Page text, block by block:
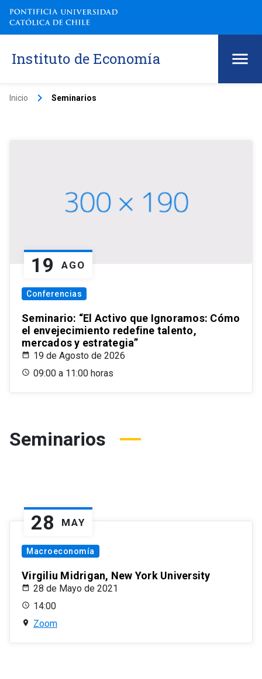
Instituto de Economía
Inicio keyboard_arrow_right Seminarios
19 AGO
Conferencias
Seminario: “El Activo que Ignoramos: Cómo
el envejecimiento redefine talento,
mercados y estrategia”
19 de Agosto de 2026
09:00 a 11:00 horas
Seminarios
28 MAY
Macroeconomía
Virgiliu Midrigan, New York University
28 de Mayo de 2021
14:00
Zoom